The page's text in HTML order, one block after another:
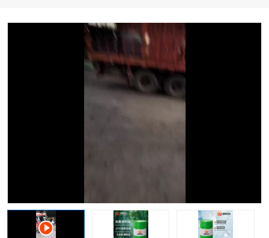
26+32号化妆级白油 46+68号化妆级白油